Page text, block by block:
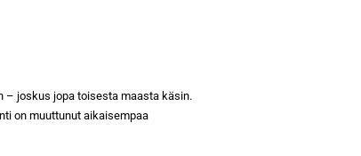
– joskus jopa toisesta maasta käsin.
on muuttunut aikaisempaa